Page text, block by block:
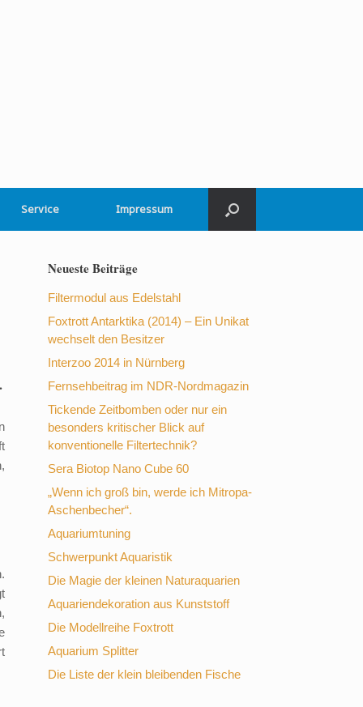
Service Impressum
Neueste Beiträge
Filtermodul aus Edelstahl
Foxtrott Antarktika (2014) – Ein Unikat
wechselt den Besitzer
Interzoo 2014 in Nürnberg
Fernsehbeitrag im NDR-Nordmagazin
Tickende Zeitbomben oder nur ein
besonders kritischer Blick auf
konventionelle Filtertechnik?
Sera Biotop Nano Cube 60
„Wenn ich groß bin, werde ich Mitropa-
Aschenbecher“.
Aquariumtuning
Schwerpunkt Aquaristik
Die Magie der kleinen Naturaquarien
Aquariendekoration aus Kunststoff
Die Modellreihe Foxtrott
Aquarium Splitter
Die Liste der klein bleibenden Fische